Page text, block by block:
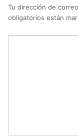
Tu dirección de
obligatorios están